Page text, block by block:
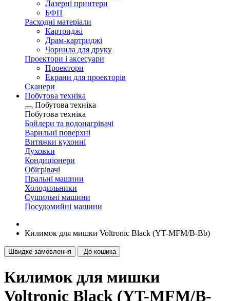
Лазерні принтери
БФП
Расходні матеріали
Картриджі
Драм-картриджі
Чорнила для друку
Проектори і аксесуари
Проектори
Екрани для проекторів
Сканери
Побутова техніка
Побутова техніка
Побутова техніка
Бойлери та водонагрівачі
Варильні поверхні
Витяжки кухонні
Духовки
Кондиціонери
Обігрівачі
Пральні машини
Холодильники
Сушильні машини
Посудомийні машини
Килимок для мишки Voltronic Black (YT-MFM/B-Bb)
Швидке замовлення До кошика
Килимок для мишки
Voltronic Black (YT-MFM/B-